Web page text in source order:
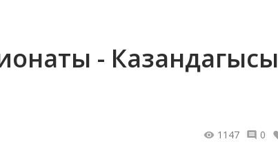
- Казандагысы
1147 0